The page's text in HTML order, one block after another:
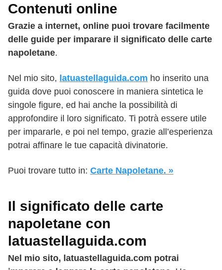
Contenuti online
Grazie a internet, online puoi trovare facilmente
delle guide per imparare il significato delle carte
napoletane.
Nel mio sito, latuastellaguida.com ho inserito una
guida dove puoi conoscere in maniera sintetica le
singole figure, ed hai anche la possibilità di
approfondire il loro significato. Ti potrà essere utile
per impararle, e poi nel tempo, grazie all’esperienza
potrai affinare le tue capacità divinatorie.
Puoi trovare tutto in: Carte Napoletane. »
Il significato delle carte
napoletane con
latuastellaguida.com
Nel mio sito, latuastellaguida.com potrai